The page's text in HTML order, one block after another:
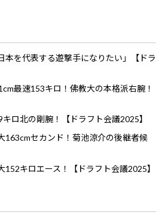
本を代表する遊撃手になりたい」【ドラ
最速153キロ！佛教大の本格派右腕！
ロ北の剛腕！【ドラフト会議2025】
163cmセカンド！菊池涼介の後継者候
152キロエース！【ドラフト会議2025】